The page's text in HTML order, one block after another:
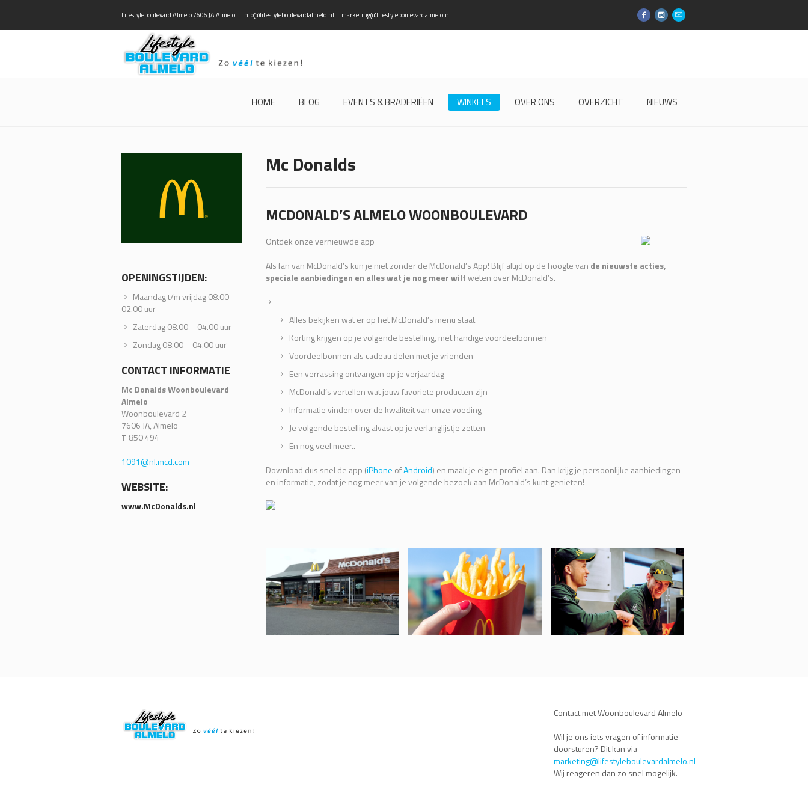
Lifestyleboulevard Almelo 7606 JA Almelo info@lifestyleboulevardalmelo.nl marketing@lifestyleboulevardalmelo.nl
HOME BLOG EVENTS & BRADERIËEN WINKELS OVER ONS OVERZICHT NIEUWS
OPENINGSTIJDEN:
Maandag t/m vrijdag 08.00 –
02.00 uur
Zaterdag 08.00 – 04.00 uur
Zondag 08.00 – 04.00 uur
CONTACT INFORMATIE
Mc Donalds Woonboulevard
Almelo
Woonboulevard 2
7606 JA, Almelo
T 850 494
1091@nl.mcd.com
WEBSITE:
www.McDonalds.nl
Mc Donalds
MCDONALD’S ALMELO WOONBOULEVARD
Ontdek onze vernieuwde app
Als fan van McDonald’s kun je niet zonder de McDonald’s App! Blijf altijd op de hoogte van de nieuwste acties,
speciale aanbiedingen en alles wat je nog meer wiltweten over McDonald’s.
Alles bekijken wat er op het McDonald’s menu staat
Korting krijgen op je volgende bestelling, met handige voordeelbonnen
Voordeelbonnen als cadeau delen met je vrienden
Een verrassing ontvangen op je verjaardag
McDonald’s vertellen wat jouw favoriete producten zijn
Informatie vinden over de kwaliteit van onze voeding
Je volgende bestelling alvast op je verlanglijstje zetten
En nog veel meer..
Download dus snel de app (iPhone ofAndroid) en maak je eigen profiel aan. Dan krijg je persoonlijke aanbiedingen
en informatie, zodat je nog meer van je volgende bezoek aan McDonald’s kunt genieten!
Contact met Woonboulevard Almelo
Wil je ons iets vragen of informatie
doorsturen? Dit kan via
marketing@lifestyleboulevardalmelo.nl
Wij reageren dan zo snel mogelijk.